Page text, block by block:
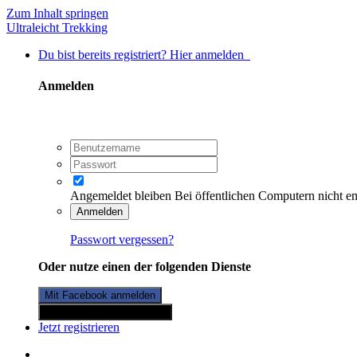
Zum Inhalt springen
Ultraleicht Trekking
Du bist bereits registriert? Hier anmelden
Anmelden
Angemeldet bleiben Bei öffentlichen Computern nicht
Anmelden
Passwort vergessen?
Oder nutze einen der folgenden Dienste
Mit Facebook anmelden
Jetzt registrieren